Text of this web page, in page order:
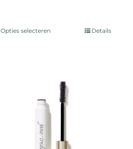
Opties selecteren
variaties.
Deze
optie
kan
worden
Details